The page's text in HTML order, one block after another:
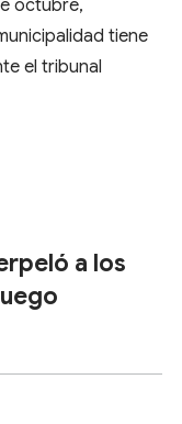
octubre,
tiene
el tribunal
a los